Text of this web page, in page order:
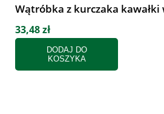
Wątróbka z kurczaka kawałki
33,48 zł
DODAJ DO
KOSZYKA